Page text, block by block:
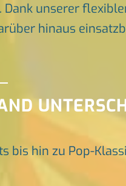
unserer
hinaus
bis hin zu Pop-